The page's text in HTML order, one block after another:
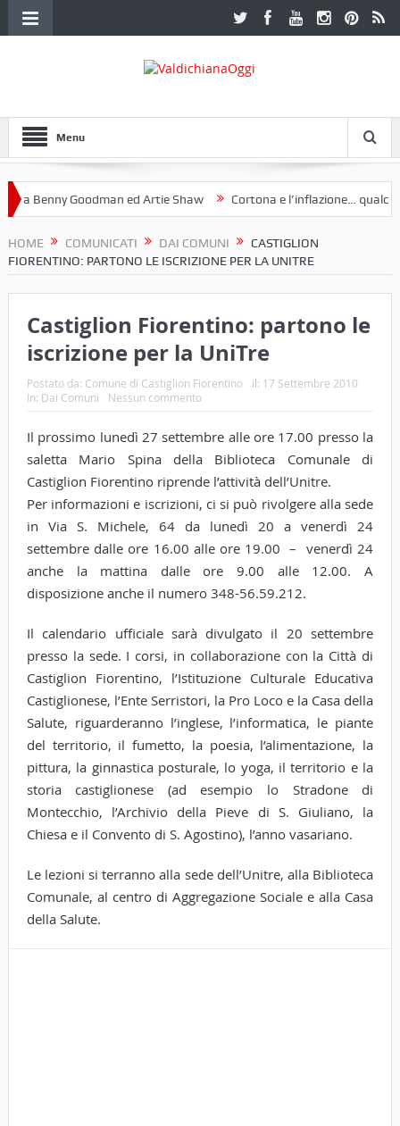
Menu
a Benny Goodman ed Artie Shaw Cortona e l’inflazione… qualche
HOME COMUNICATI DAI COMUNI
CASTIGLION
FIORENTINO: PARTONO LE ISCRIZIONE PER LA UNITRE
Castiglion Fiorentino: partono le
iscrizione per la UniTre
Postato da: Comune di Castiglion Fiorentino il: 17 Settembre 2010
In: Dai Comuni Nessun commento
Il prossimo lunedì 27 settembre alle ore 17.00 presso la
saletta Mario Spina della Biblioteca Comunale di
Castiglion Fiorentino riprende l’attività dell’Unitre.
Per informazioni e iscrizioni, ci si può rivolgere alla sede
in Via S. Michele, 64 da lunedì 20 a venerdì 24
settembre dalle ore 16.00 alle ore 19.00 – venerdì 24
anche la mattina dalle ore 9.00 alle 12.00. A
disposizione anche il numero 348-56.59.212.
Il calendario ufficiale sarà divulgato il 20 settembre
presso la sede. I corsi, in collaborazione con la Città di
Castiglion Fiorentino, l’Istituzione Culturale Educativa
Castiglionese, l’Ente Serristori, la Pro Loco e la Casa della
Salute, riguarderanno l’inglese, l’informatica, le piante
del territorio, il fumetto, la poesia, l’alimentazione, la
pittura, la ginnastica posturale, lo yoga, il territorio e la
storia castiglionese (ad esempio lo Stradone di
Montecchio, l’Archivio della Pieve di S. Giuliano, la
Chiesa e il Convento di S. Agostino), l’anno vasariano.
Le lezioni si terranno alla sede dell’Unitre, alla Biblioteca
Comunale, al centro di Aggregazione Sociale e alla Casa
della Salute.